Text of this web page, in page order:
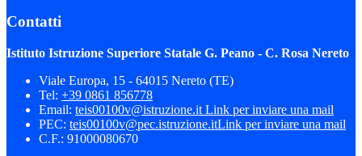
Contatti
Istituto Istruzione Superiore Statale G. Peano - C. Rosa Nereto
Viale Europa, 15 - 64015 Nereto (TE)
Tel: +39 0861 856778
Email: teis00100v@istruzione.it Link per inviare una mail
PEC: teis00100v@pec.istruzione.itLink per inviare una mail
C.F.: 91000080670